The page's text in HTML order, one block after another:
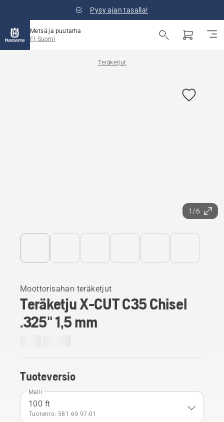
Pysy ajan tasalla!
Metsä ja puutarha
FI, Suomi
Teräketjut
1/6
Moottorisahan teräketjut
Teräketju X-CUT C35 Chisel
.325" 1,5 mm
Tuoteversio
Malli
100 ft
Tuotenro: 581 69 97‑01